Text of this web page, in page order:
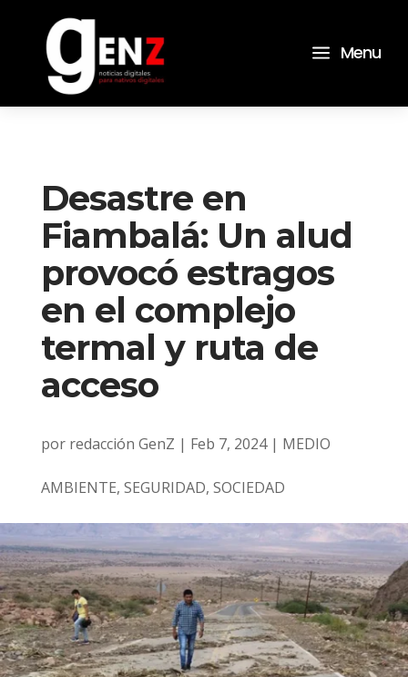
a Menu
Desastre en
Fiambalá: Un alud
provocó estragos
en el complejo
termal y ruta de
acceso
por redacción GenZ | Feb 7, 2024| MEDIO
AMBIENTE, SEGURIDAD, SOCIEDAD